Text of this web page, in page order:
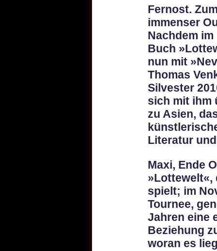
Fernost.
immenser
Nachdem
Buch
nun mit
Thomas
Silvester
sich mit ihm
zu Asien,
Literatur
Maxi, Ende
»Lottewelt«,
spielt; im
Tournee,
Jahren eine
Beziehung
woran es